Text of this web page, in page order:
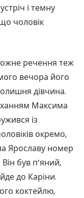
і темну
чоловік
речення теж
вечора його
дівчина.
Максима
із
окремо,
Ярославу номер
був п’яний,
до Каріни.
коктейлю,